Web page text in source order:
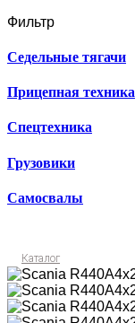
Фильтр
Седельные тягачи
Прицепная техника
Спецтехника
Грузовики
Самосвалы
Каталог